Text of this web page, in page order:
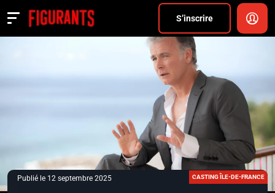
S’inscrire
Actualités
ANNONCER
FAQ
S’inscrire
CONNEXION
Publié le 12 septembre 2025 CASTING ÎLE-DE-FRANCE